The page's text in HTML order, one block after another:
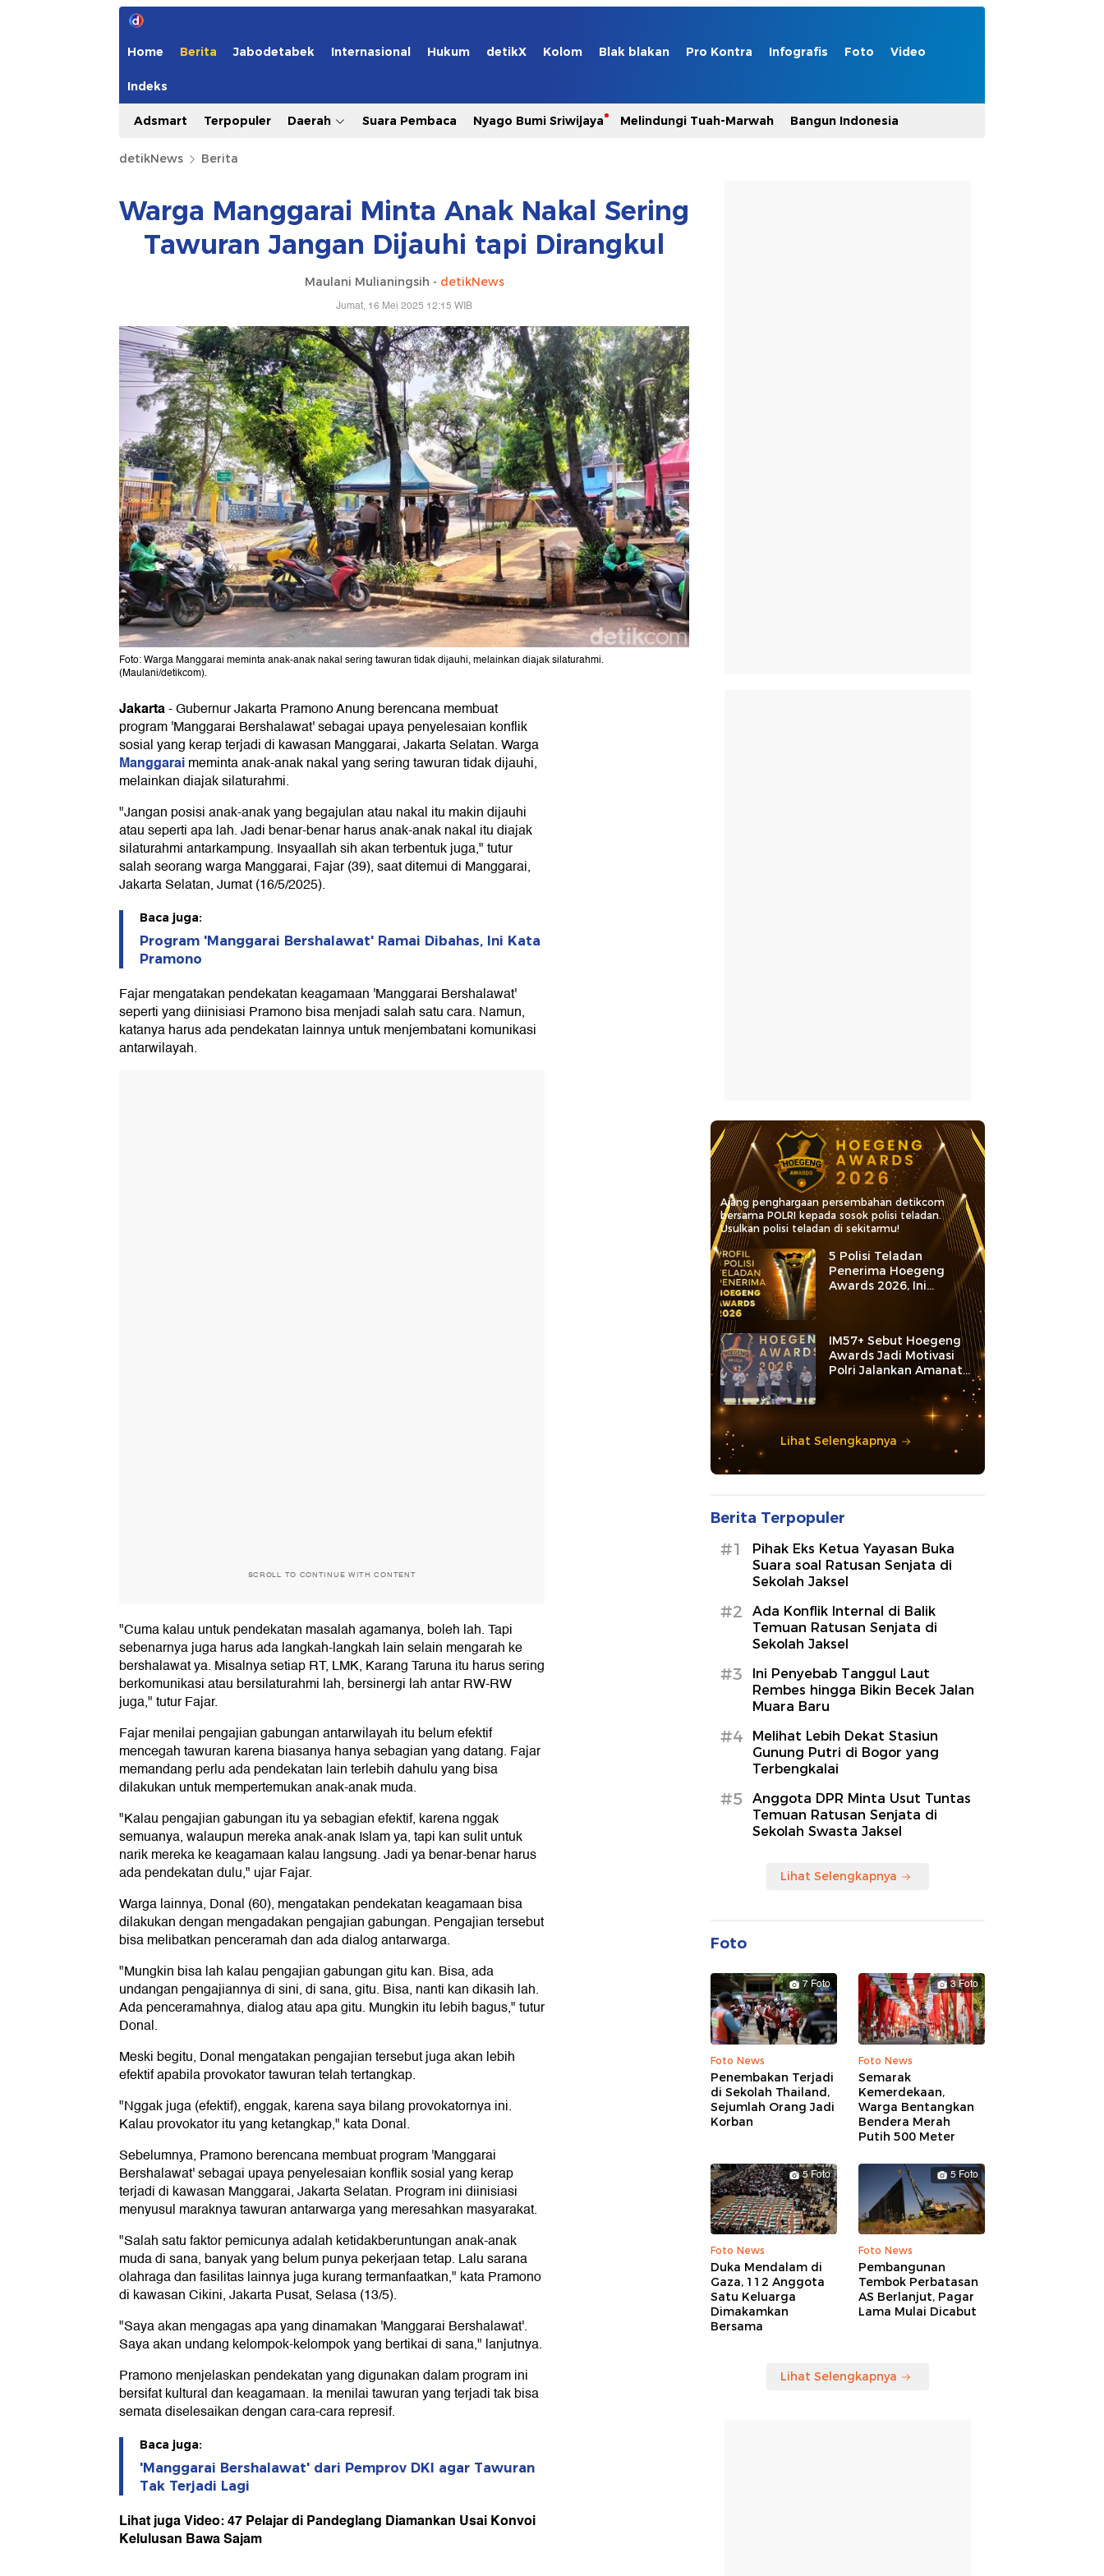
Home Berita Jabodetabek Internasional Hukum detikX Kolom Blak blakan Pro Kontra Infografis Foto Video
Indeks
Adsmart Terpopuler Daerah Suara Pembaca Nyago Bumi Sriwijaya Melindungi Tuah-Marwah Bangun Indonesia
detikNews Berita
Warga Manggarai Minta Anak Nakal Sering
Tawuran Jangan Dijauhi tapi Dirangkul
Maulani Mulianingsih - detikNews
Jumat, 16 Mei 2025 12:15 WIB
Foto: Warga Manggarai meminta anak-anak nakal sering tawuran tidak dijauhi, melainkan diajak silaturahmi.
(Maulani/detikcom).
Jakarta-Gubernur Jakarta Pramono Anung berencana membuat
program 'Manggarai Bershalawat' sebagai upaya penyelesaian konflik
sosial yang kerap terjadi di kawasan Manggarai, Jakarta Selatan. Warga
Manggaraimeminta anak-anak nakal yang sering tawuran tidak dijauhi,
melainkan diajak silaturahmi.
"Jangan posisi anak-anak yang begajulan atau nakal itu makin dijauhi
atau seperti apa lah. Jadi benar-benar harus anak-anak nakal itu diajak
silaturahmi antarkampung. Insyaallah sih akan terbentuk juga," tutur
salah seorang warga Manggarai, Fajar (39), saat ditemui di Manggarai,
Jakarta Selatan, Jumat (16/5/2025).
Baca juga:
Program 'Manggarai Bershalawat' Ramai Dibahas, Ini Kata
Pramono
Fajar mengatakan pendekatan keagamaan 'Manggarai Bershalawat'
seperti yang diinisiasi Pramono bisa menjadi salah satu cara. Namun,
katanya harus ada pendekatan lainnya untuk menjembatani komunikasi
antarwilayah.
SCROLL TO CONTINUE WITH CONTENT
"Cuma kalau untuk pendekatan masalah agamanya, boleh lah. Tapi
sebenarnya juga harus ada langkah-langkah lain selain mengarah ke
bershalawat ya. Misalnya setiap RT, LMK, Karang Taruna itu harus sering
berkomunikasi atau bersilaturahmi lah, bersinergi lah antar RW-RW
juga," tutur Fajar.
Fajar menilai pengajian gabungan antarwilayah itu belum efektif
mencegah tawuran karena biasanya hanya sebagian yang datang. Fajar
memandang perlu ada pendekatan lain terlebih dahulu yang bisa
dilakukan untuk mempertemukan anak-anak muda.
"Kalau pengajian gabungan itu ya sebagian efektif, karena nggak
semuanya, walaupun mereka anak-anak Islam ya, tapi kan sulit untuk
narik mereka ke keagamaan kalau langsung. Jadi ya benar-benar harus
ada pendekatan dulu," ujar Fajar.
Warga lainnya, Donal (60), mengatakan pendekatan keagamaan bisa
dilakukan dengan mengadakan pengajian gabungan. Pengajian tersebut
bisa melibatkan penceramah dan ada dialog antarwarga.
"Mungkin bisa lah kalau pengajian gabungan gitu kan. Bisa, ada
undangan pengajiannya di sini, di sana, gitu. Bisa, nanti kan dikasih lah.
Ada penceramahnya, dialog atau apa gitu. Mungkin itu lebih bagus," tutur
Donal.
Meski begitu, Donal mengatakan pengajian tersebut juga akan lebih
efektif apabila provokator tawuran telah tertangkap.
"Nggak juga (efektif), enggak, karena saya bilang provokatornya ini.
Kalau provokator itu yang ketangkap," kata Donal.
Sebelumnya, Pramono berencana membuat program 'Manggarai
Bershalawat' sebagai upaya penyelesaian konflik sosial yang kerap
terjadi di kawasan Manggarai, Jakarta Selatan. Program ini diinisiasi
menyusul maraknya tawuran antarwarga yang meresahkan masyarakat.
"Salah satu faktor pemicunya adalah ketidakberuntungan anak-anak
muda di sana, banyak yang belum punya pekerjaan tetap. Lalu sarana
olahraga dan fasilitas lainnya juga kurang termanfaatkan," kata Pramono
di kawasan Cikini, Jakarta Pusat, Selasa (13/5).
"Saya akan mengagas apa yang dinamakan 'Manggarai Bershalawat'.
Saya akan undang kelompok-kelompok yang bertikai di sana," lanjutnya.
Pramono menjelaskan pendekatan yang digunakan dalam program ini
bersifat kultural dan keagamaan. Ia menilai tawuran yang terjadi tak bisa
semata diselesaikan dengan cara-cara represif.
Baca juga:
'Manggarai Bershalawat' dari Pemprov DKI agar Tawuran
Tak Terjadi Lagi
Lihat juga Video: 47 Pelajar di Pandeglang Diamankan Usai Konvoi
Kelulusan Bawa Sajam
Ajang penghargaan persembahan detikcom
bersama POLRI kepada sosok polisi teladan.
Usulkan polisi teladan di sekitarmu!
5 Polisi Teladan
Penerima Hoegeng
Awards 2026, Ini
Kategori dan Kiprahnya
IM57+ Sebut Hoegeng
Awards Jadi Motivasi
Polri Jalankan Amanat
Lihat Selengkapnya
Berita Terpopuler
#1
Pihak Eks Ketua Yayasan Buka
Suara soal Ratusan Senjata di
Sekolah Jaksel
#2
Ada Konflik Internal di Balik
Temuan Ratusan Senjata di
Sekolah Jaksel
#3
Ini Penyebab Tanggul Laut
Rembes hingga Bikin Becek Jalan
Muara Baru
#4
Melihat Lebih Dekat Stasiun
Gunung Putri di Bogor yang
Terbengkalai
#5
Anggota DPR Minta Usut Tuntas
Temuan Ratusan Senjata di
Sekolah Swasta Jaksel
Lihat Selengkapnya
Foto
7 Foto
Foto News
Penembakan Terjadi
di Sekolah Thailand,
Sejumlah Orang Jadi
Korban
3 Foto
Foto News
Semarak
Kemerdekaan,
Warga Bentangkan
Bendera Merah
Putih 500 Meter
5 Foto
Foto News
Duka Mendalam di
Gaza, 112 Anggota
Satu Keluarga
Dimakamkan
Bersama
5 Foto
Foto News
Pembangunan
Tembok Perbatasan
AS Berlanjut, Pagar
Lama Mulai Dicabut
Lihat Selengkapnya